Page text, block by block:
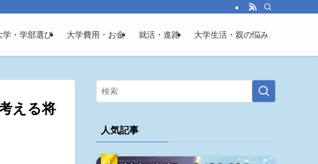
学・学部選び 大学費用・お金 就活・進路 大学生活・親の悩み
える将
人気記事